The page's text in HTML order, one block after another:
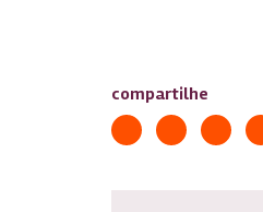
compartilhe